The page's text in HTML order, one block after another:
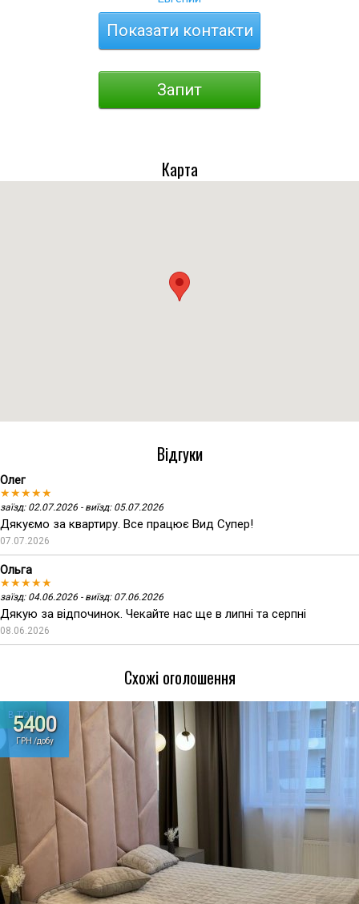
Показати контакти
Запит
Карта
Відгуки
Олег
★★★★★
заїзд: 02.07.2026 - виїзд: 05.07.2026
Дякуємо за квартиру. Все працює Вид Супер!
07.07.2026
Ольга
★★★★★
заїзд: 04.06.2026 - виїзд: 07.06.2026
Дякую за відпочинок. Чекайте нас ще в липні та серпні
08.06.2026
Схожі оголошення
В ТОПі
5400
ГРН /добу